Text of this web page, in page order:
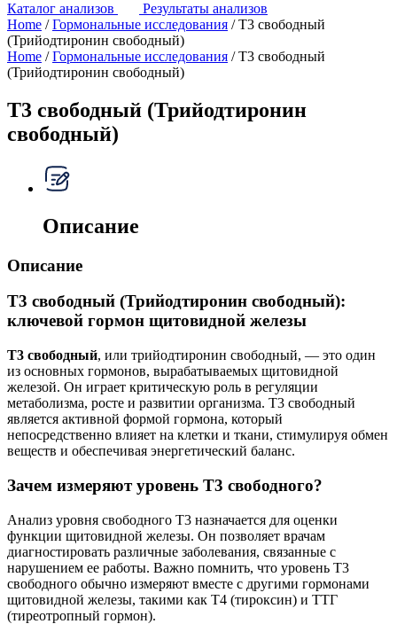
Каталог анализов
Результаты анализов
Home /Гормональные исследования / Т3 свободный
(Трийодтиронин свободный)
Home /Гормональные исследования / Т3 свободный
(Трийодтиронин свободный)
Т3 свободный (Трийодтиронин
свободный)
Описание
Описание
Т3 свободный (Трийодтиронин свободный):
ключевой гормон щитовидной железы
Т3 свободный, или трийодтиронин свободный, — это один
из основных гормонов, вырабатываемых щитовидной
железой. Он играет критическую роль в регуляции
метаболизма, росте и развитии организма. Т3 свободный
является активной формой гормона, который
непосредственно влияет на клетки и ткани, стимулируя обмен
веществ и обеспечивая энергетический баланс.
Зачем измеряют уровень Т3 свободного?
Анализ уровня свободного Т3 назначается для оценки
функции щитовидной железы. Он позволяет врачам
диагностировать различные заболевания, связанные с
нарушением ее работы. Важно помнить, что уровень Т3
свободного обычно измеряют вместе с другими гормонами
щитовидной железы, такими как Т4 (тироксин) и ТТГ
(тиреотропный гормон).